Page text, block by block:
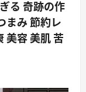
る 奇跡の作
まみ 節約レ
美容 美肌 苦